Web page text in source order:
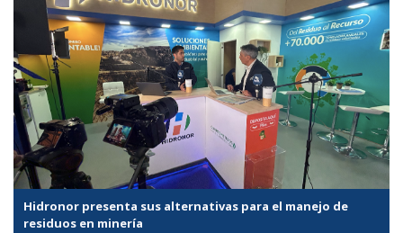
Hidronor presenta sus alternativas para el manejo de
residuos en minería